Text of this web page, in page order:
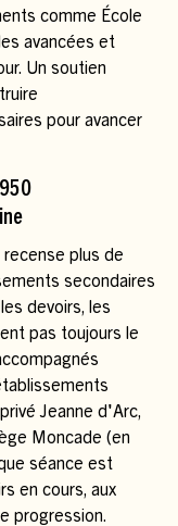
comme École
avancées et
Un soutien
pour avancer
recense plus de
secondaires
devoirs, les
pas toujours le
Jeanne d'Arc,
Moncade (en
séance est
en cours, aux
progression.